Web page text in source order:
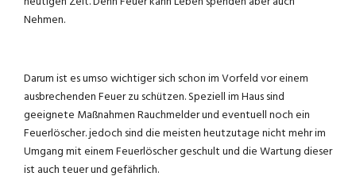
Nehmen.
Darum ist es umso wichtiger sich schon im Vorfeld vor einem
ausbrechenden Feuer zu schützen. Speziell im Haus sind
geeignete Maßnahmen Rauchmelder und eventuell noch ein
Feuerlöscher. jedoch sind die meisten heutzutage nicht mehr im
Umgang mit einem Feuerlöscher geschult und die Wartung dieser
ist auch teuer und gefährlich.